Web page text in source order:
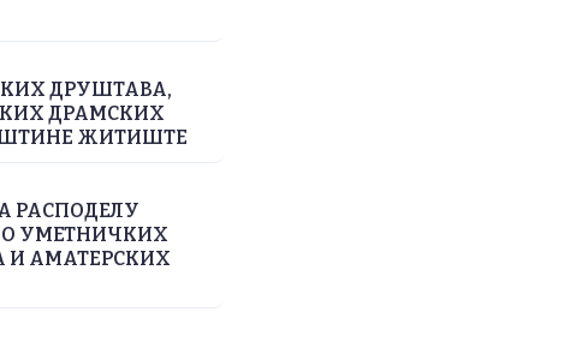
ДРУШТАВА,
ДРАМСКИХ
ЖИТИШТЕ
РАСПОДЕЛУ
УМЕТНИЧКИХ
И АМАТЕРСКИХ